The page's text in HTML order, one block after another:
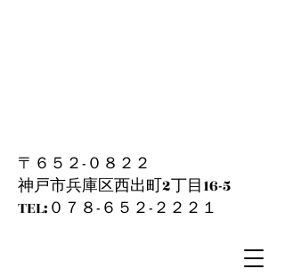
〒６５２-０８２２
神戸市兵庫区西出町2丁目16-5
​TEL:０７８-６５２-２２２１